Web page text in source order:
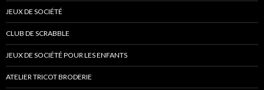
JEUX DE SOCIÉTÉ
CLUB DE SCRABBLE
JEUX DE SOCIÉTÉ POUR LES ENFANTS
ATELIER TRICOT BRODERIE